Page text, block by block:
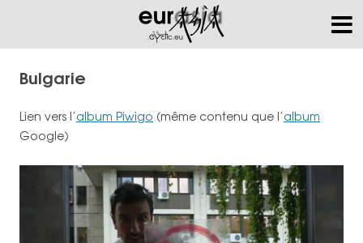
Bulgarie
Lien vers l’album Piwigo (même contenu que l’album
Google)